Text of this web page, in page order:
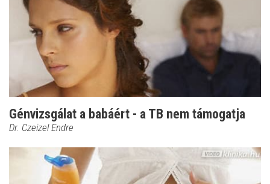
Génvizsgálat a babáért - a TB nem támogatja
Dr. Czeizel Endre